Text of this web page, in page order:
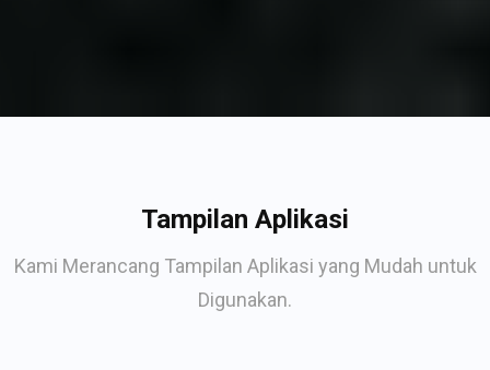
Tampilan Aplikasi
Kami Merancang Tampilan Aplikasi yang Mudah untuk
Digunakan.